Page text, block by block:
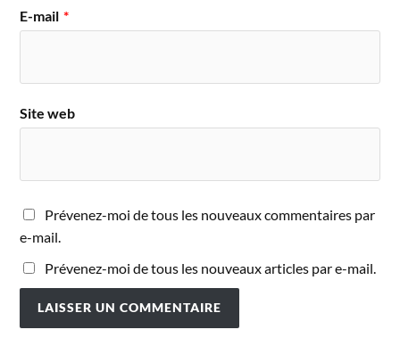
E-mail *
Site web
Prévenez-moi de tous les nouveaux commentaires par
e-mail.
Prévenez-moi de tous les nouveaux articles par e-mail.